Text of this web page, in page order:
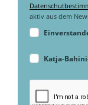
aktiv aus dem
Katja-